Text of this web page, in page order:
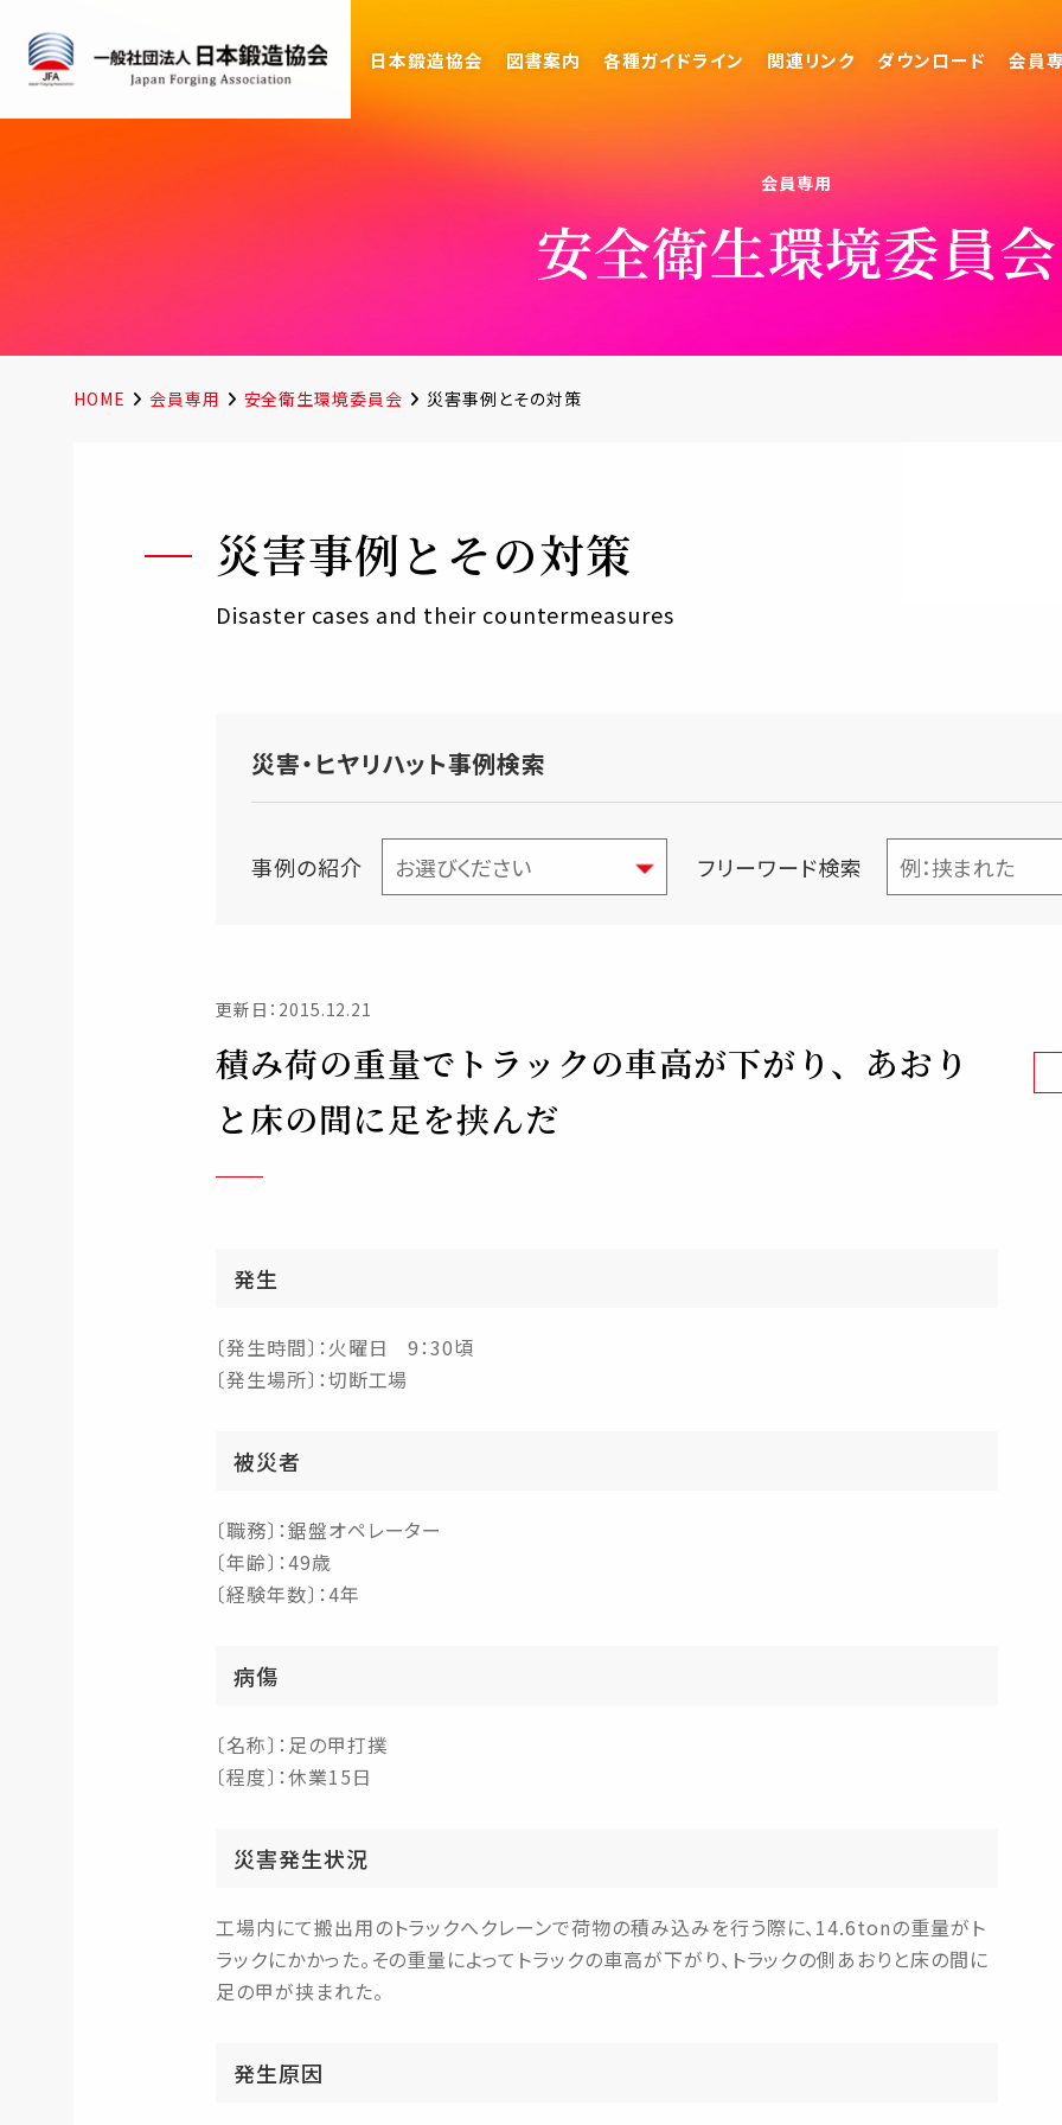
日本鍛造協会 図書案内 各種ガイドライン 関連リンク ダウンロード 会員
会員専用
安全衛生環境委員会
HOME 会員専用 安全衛生環境委員会 災害事例とその対策
災害事例とその対策
Disaster cases and their countermeasures
災害・ヒヤリハット事例検索
事例の紹介 フリーワード検索
更新日：2015.12.21
積み荷の重量でトラックの車高が下がり、あおり
と床の間に足を挟んだ
発生
〔発生時間〕：火曜日 9：30頃
〔発生場所〕：切断工場
被災者
〔職務〕：鋸盤オペレーター
〔年齢〕：49歳
〔経験年数〕：4年
病傷
〔名称〕：足の甲打撲
〔程度〕：休業15日
災害発生状況
工場内にて搬出用のトラックへクレーンで荷物の積み込みを行う際に、14.6tonの重量がト
ラックにかかった。その重量によってトラックの車高が下がり、トラックの側あおりと床の間に
足の甲が挟まれた。
発生原因